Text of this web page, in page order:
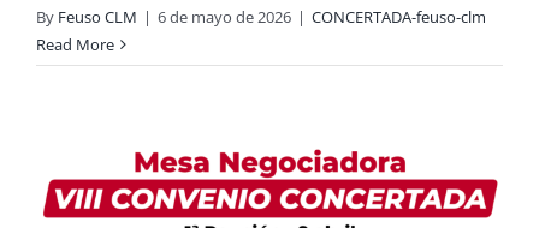
By Feuso CLM | 6 de mayo de 2026 | CONCERTADA-feuso-clm
Read More